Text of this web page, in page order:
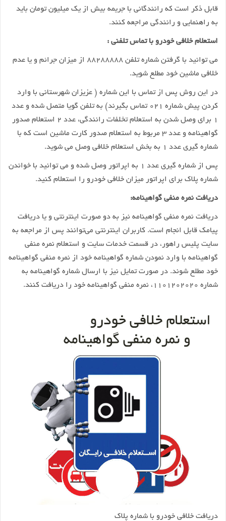
قابل ذکر است که رانندگانی با جریمه بیش از یک میلیون تومان باید
به راهنمایی و رانندگی مراجعه کنند.
استعلام خلافی خودرو با تماس تلفنی :
می توانید با گرفتن شماره تلفن ۸۸۲۸۸۸۸۸ از میزان جرائم و یا عدم
خلافی ماشین خود مطلع شوید.
در این روش پس از تماس با این شماره ( عزیزان شهرستانی با وارد
کردن پیش شماره ۰۲۱ تماس بگیرند) به تلفن گویا متصل شده و عدد
۱ برای وصل شدن به استعلام تخلفات رانندگی، عدد ۲ استعلام صدور
گواهینامه و عدد ۳ مربوط به استعلام صدور کارت ماشین است که با
شماره گیری عدد ۱ به بخش استعلام خلافی وصل می شوید.
پس از شماره گیری عدد ۱ به اپراتور وصل شده و می توانید با خواندن
شماره پلاک برای اپراتور میزان خلافی خودرو را استعلام کنید.
دریافت نمره منفی گواهینامه:
دریافت نمره منفی گواهینامه نیز به دو صورت اینترنتی و یا دریافت
پیامک قابل انجام است. کاربران اینترنتی می‌توانند پس از مراجعه به
سایت پلیس راهور، در قسمت خدمات سایت و استعلام نمره منفی
گواهینامه با وارد نمودن شماره گواهینامه خود از نمره منفی گواهینامه
خود مطلع شوند. در صورت تمایل نیز با ارسال شماره گواهینامه به
شماره ۱۱۰۱۲۰۲۰۲۰، نمره منفی گواهینامه خود را دریافت کنند.
دریافت خلافی خودرو با شماره پلاک